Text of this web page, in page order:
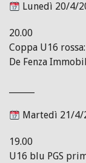
Lunedì 20/4/
20.00
Coppa U16
De Fenza
Martedì 21/4/
19.00
U16 blu PGS